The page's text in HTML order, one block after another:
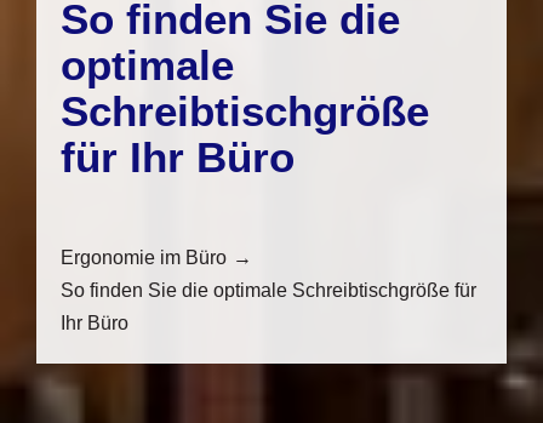
So finden Sie die
optimale
Schreibtischgröße
für Ihr Büro
Ergonomie im Büro
So finden Sie die optimale Schreibtischgröße für
Ihr Büro